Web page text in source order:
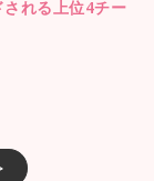
れる上位4チー